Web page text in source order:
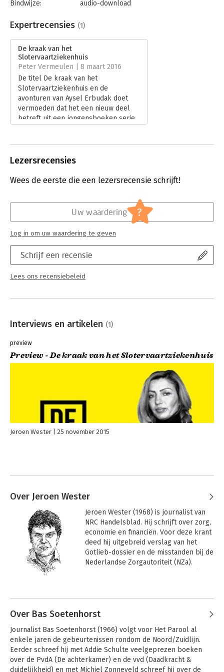
Bindwijze:
audio-download
Bestandsformaat:
mp3
Hoofdrubriek:
Algemeen management
Expertrecensies (1)
De kraak van het
Slotervaartziekenhuis
Peter Vermeulen | 8 maart 2016
De titel De kraak van het
Slotervaartziekenhuis en de
avonturen van Aysel Erbudak doet
vermoeden dat het een nieuw deel
betreft uit een jongensboeken serie.
Slotervaartziekenhuis.
overspel en verborgen
Wester namelijk over deze
Lezersrecensies
Wees de eerste die een lezersrecensie schrijft!
Schrijf een recensie
Lees ons recensiebeleid
Uw waardering ?
Log in om uw waardering te geven
Interviews en artikelen (1)
preview
Preview - De kraak van het Slotervaartziekenhuis
Jeroen Wester 25 november 2015
Over Jeroen Wester
Jeroen Wester (1968) is journalist van
NRC Handelsblad. Hij schrijft over zorg,
economie en financiën. Voor deze krant
deed hij uitgebreid verslag van het
Gotlieb-dossier en de misstanden bij de
Nederlandse Zorgautoriteit (NZa).
bedrijvenhandelaren (private equity)
Hij won voor zijn publicaties over het
boekhoudschandaal van Ahold samen
met Joost Oranje in 2004 de NDP-prijs
voor dagbladjournalistiek
Over Bas Soetenhorst
Journalist Bas Soetenhorst (1966) volgt voor Het Parool al
enkele jaren de gebeurtenissen rondom de Noord/Zuidlijn.
Eerder schreef hij met Addie Schulte veelgeprezen boeken
over de PvdA (De achterkamer) en de vvd (Daadkracht &
duidelijkheid) en met Michiel Zonneveld schreef hij over de